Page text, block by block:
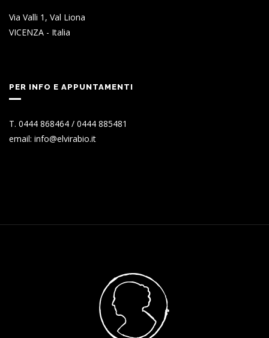
Via Valli 1, Val Liona
VICENZA - Italia
PER INFO E APPUNTAMENTI
T. 0444 868464 / 0444 885481
email: info@elvirabio.it